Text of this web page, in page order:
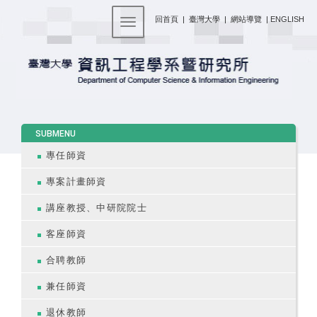
回首頁 | 臺灣大學 | 網站導覽 | ENGLISH
Toggle navigation
SUBMENU
專任師資
專案計畫師資
講座教授、中研院院士
客座師資
合聘教師
兼任師資
退休教師